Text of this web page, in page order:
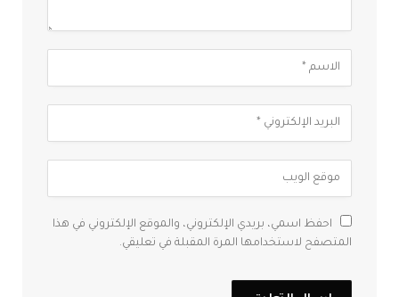
احفظ اسمي، بريدي الإلكتروني، والموقع الإلكتروني في هذا
المتصفح لاستخدامها المرة المقبلة في تعليقي.